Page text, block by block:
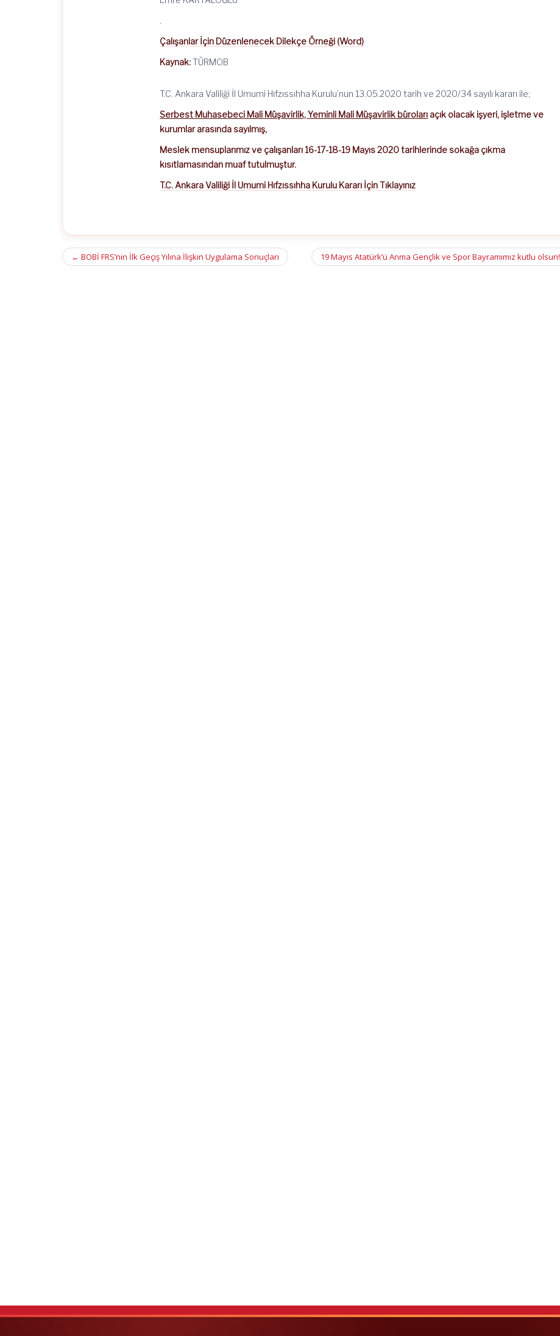
.
Çalışanlar İçin Düzenlenecek Dilekçe Örneği (Word)
Kaynak:TÜRMOB
T.C. Ankara Valiliği İl Umumi Hıfzıssıhha Kurulu’nun 13.05.2020 tarih ve 2020/34 sayılı kararı ile;
Serbest Muhasebeci Mali Müşavirlik, Yeminli Mali Müşavirlik büroları açık olacak işyeri, işletme ve
kurumlar arasında sayılmış,
Meslek mensuplarımız ve çalışanları 16-17-18-19 Mayıs 2020 tarihlerinde sokağa çıkma
kısıtlamasından muaf tutulmuştur.
T.C. Ankara Valiliği İl Umumi Hıfzıssıhha Kurulu Kararı İçin Tıklayınız
Post
← BOBİ FRS’nin İlk Geçiş Yılına İlişkin Uygulama Sonuçları 19 Mayıs Atatürk’ü Anma Gençlik ve Spor Bayramımız kutlu olsun!